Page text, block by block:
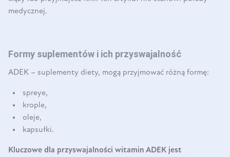
medycznej.
Formy suplementów i ich przyswajalność
ADEK – suplementy diety, mogą przyjmować różną formę:
spreye,
krople,
oleje,
kapsułki.
Kluczowe dla przyswajalności witamin ADEK jest